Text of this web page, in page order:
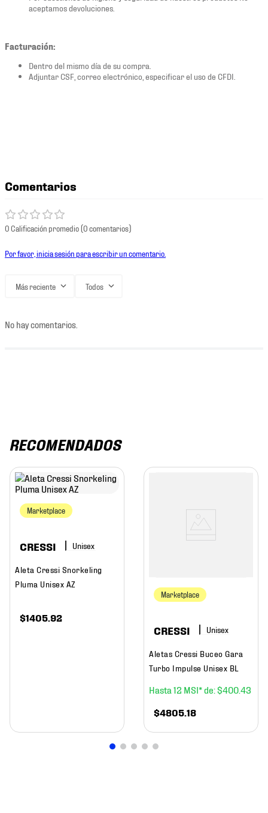
aceptamos devoluciones.
Facturación:
Dentro del mismo día de su compra.
Adjuntar CSF, correo electrónico, especificar el uso de CFDI.
Comentarios
0 Calificación promedio(0 comentarios)
Por favor, inicia sesión para escribir un comentario.
Más reciente Todos
No hay comentarios.
RECOMENDADOS
Marketplace
CRESSI
Aleta Cressi Snorkeling
Pluma Unisex AZ
$1405.92
Marketplace
CRESSI
Aletas Cressi Buceo Gara
Turbo Impulse Unisex BL
12 $40043
$4805.18